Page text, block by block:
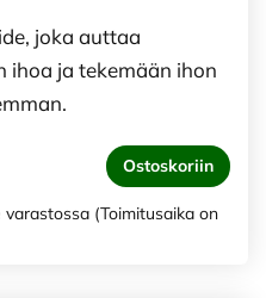
joka auttaa
ihoa ja tekemään ihon
Ostoskoriin
(Toimitusaika on